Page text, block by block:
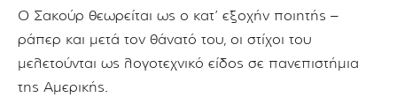
Ο Σακούρ θεωρείται ως ο κατ’ εξοχήν ποιητής –
ράπερ και μετά τον θάνατό του, οι στίχοι του
μελετούνται ως λογοτεχνικό είδος σε πανεπιστήμια
της Αμερικής.